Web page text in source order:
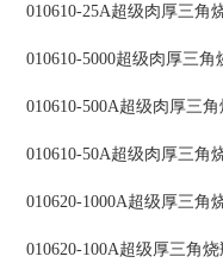
010610-25A超级肉厚三角
010610-5000超级肉厚三
010610-500A超级肉厚三
010610-50A超级肉厚三角
010620-1000A超级厚三角
010620-100A超级厚三角